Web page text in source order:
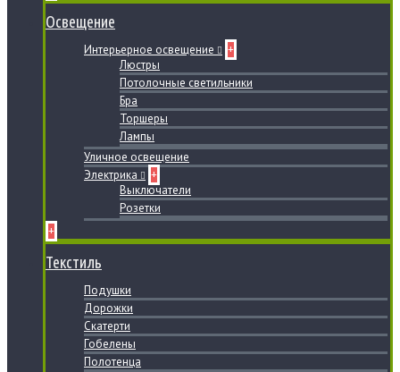
Освещение
Интерьерное освещение
+
Люстры
Потолочные светильники
Бра
Торшеры
Лампы
Уличное освещение
Электрика
+
Выключатели
Розетки
+
Текстиль
Подушки
Дорожки
Скатерти
Гобелены
Полотенца